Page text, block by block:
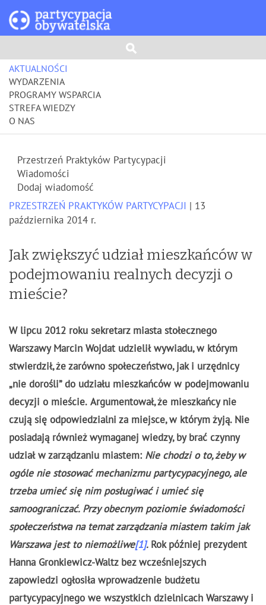
AKTUALNOŚCI
WYDARZENIA
PROGRAMY WSPARCIA
STREFA WIEDZY
O NAS
PRZESTRZEŃ PRAKTYKÓW PARTYCYPACJI
| 13
października 2014 r.
Jak zwiększyć udział mieszkańców w
podejmowaniu realnych decyzji o
mieście?
W lipcu 2012 roku sekretarz miasta stołecznego
Warszawy Marcin Wojdat udzielił wywiadu, w którym
stwierdził, że zarówno społeczeństwo, jak i urzędnicy
„nie dorośli” do udziału mieszkańców w podejmowaniu
decyzji o mieście. Argumentował, że mieszkańcy nie
czują się odpowiedzialni za miejsce, w którym żyją. Nie
posiadają również wymaganej wiedzy, by brać czynny
udział w zarządzaniu miastem: Nie chodzi o to, żeby w
ogóle nie stosować mechanizmu partycypacyjnego, ale
trzeba umieć się nim posługiwać i umieć się
samoograniczać. Przy obecnym poziomie świadomości
społeczeństwa na temat zarządzania miastem takim jak
Warszawa jest to niemożliwe[1]. Rok później prezydent
Hanna Gronkiewicz-Waltz bez wcześniejszych
zapowiedzi ogłosiła wprowadzenie budżetu
partycypacyjnego we wszystkich dzielnicach Warszawy i
Przestrzeń Praktyków Partycypacji
Wiadomości
Dodaj wiadomość